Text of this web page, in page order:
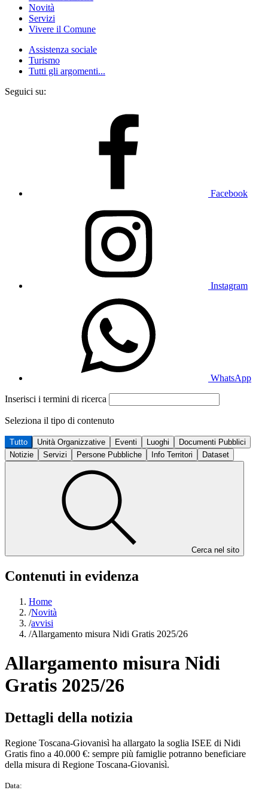
Novità
Servizi
Vivere il Comune
Assistenza sociale
Turismo
Tutti gli argomenti...
Seguici su:
Facebook
Instagram
WhatsApp
Inserisci i termini di ricerca
Seleziona il tipo di contenuto
Tutto Unità Organizzative Eventi Luoghi
Documenti Pubblici
Notizie
Servizi Persone Pubbliche Info Territori Dataset
Cerca nel sito
Contenuti in evidenza
Home
/Novità
/avvisi
/Allargamento misura Nidi Gratis 2025/26
Allargamento misura Nidi
Gratis 2025/26
Dettagli della notizia
Regione Toscana-Giovanisì ha allargato la soglia ISEE di Nidi
Gratis fino a 40.000 €: sempre più famiglie potranno beneficiare
della misura di Regione Toscana-Giovanisì.
Data: